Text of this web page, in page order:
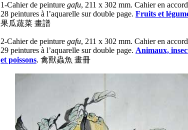
1-Cahier de peinture gafu, 211 x 302 mm. Cahier en
28 peintures à l’aquarelle sur double page. Fruits et
果瓜蔬菜 畫譜
2-Cahier de peinture gafu, 211 x 302 mm. Cahier en
29 peintures à l’aquarelle sur double page. Animaux,
et poissons. 禽獸蟲魚 畫冊